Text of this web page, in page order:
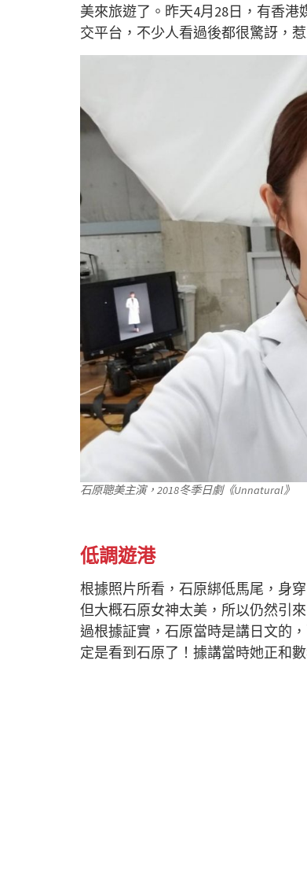
美來旅遊了。昨天4月28日，有香
交平台，不少人看過後都很驚訝，
石原聰美主演，2018冬季日劇《Unnatural》
低調遊港
根據照片所看，石原綁低馬尾，身
但大概石原女神太美，所以仍然引
過根據証實，石原當時是講日文的
定是看到石原了！據講當時她正和